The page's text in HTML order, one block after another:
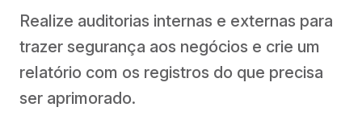
Realize auditorias internas e externas para
trazer segurança aos negócios e crie um
relatório com os registros do que precisa
ser aprimorado.